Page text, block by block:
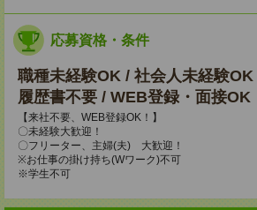
応募資格・条件
職種未経験OK / 社会人未経験
履歴書不要 / WEB登録・面接OK
【来社不要、WEB登録OK！】
〇未経験大歓迎！
〇フリーター、主婦(夫) 大歓迎！
※お仕事の掛け持ち(Wワーク)不可
※学生不可